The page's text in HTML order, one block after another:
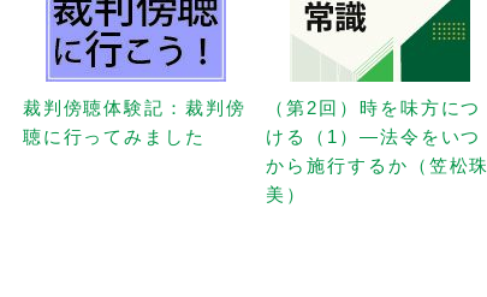
裁判傍聴体験記：裁判傍
聴に行ってみました
（第2回）時を味方につ
ける（1）—法令をいつ
から施行するか（笠松珠
美）